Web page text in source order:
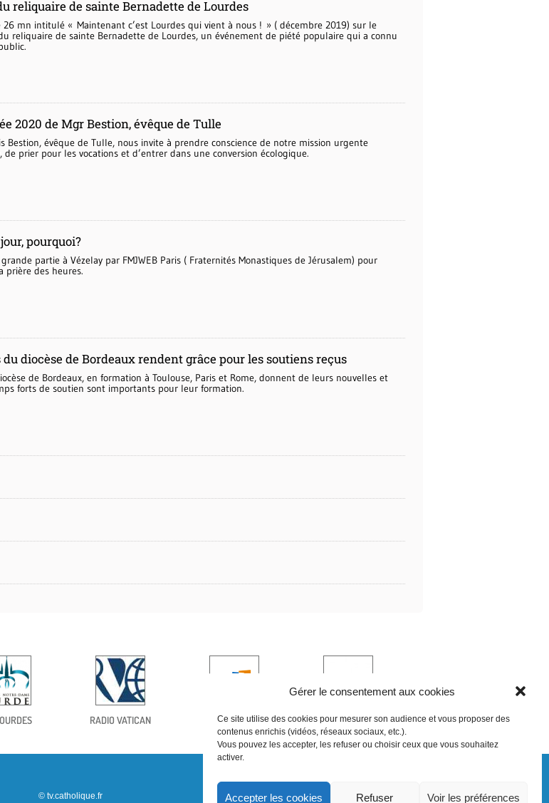
Gérer le consentement aux cookies
Ce site utilise des cookies pour mesurer son audience et vous proposer des
contenus enrichis (vidéos, réseaux sociaux, etc.).
Vous pouvez les accepter, les refuser ou choisir ceux que vous souhaitez
activer.
Accepter les cookies Refuser Voir les préférences
reliquaire de sainte Bernadette de Lourdes
mn intitulé « Maintenant c’est Lourdes qui vient à nous ! » ( décembre 2019) sur le
reliquaire de sainte Bernadette de Lourdes, un événement de piété populaire qui a connu
2020 de Mgr Bestion, évêque de Tulle
Bestion, évêque de Tulle, nous invite à prendre conscience de notre mission urgente
de prier pour les vocations et d’entrer dans une conversion écologique.
pourquoi?
partie à Vézelay par FMJWEB Paris ( Fraternités Monastiques de Jérusalem) pour
prière des heures.
diocèse de Bordeaux rendent grâce pour les soutiens reçus
de Bordeaux, en formation à Toulouse, Paris et Rome, donnent de leurs nouvelles et
forts de soutien sont importants pour leur formation.
RADIO VATICAN JDS VATICAN NEWS
© tv.catholique.fr